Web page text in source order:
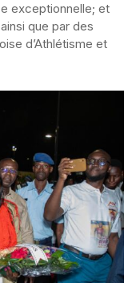
exceptionnelle; et
que par des
d’Athlétisme et